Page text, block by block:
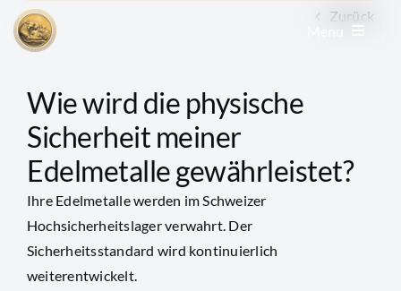
Zum
Inhalt
Edelmetall kaufen
Edelmetall verkaufen
Goldkonto
GoldRevolution
Zurück
Wie wird die physische
Sicherheit meiner
Edelmetalle gewährleistet?
Ihre Edelmetalle werden im Schweizer
Hochsicherheitslager verwahrt. Der
Sicherheitsstandard wird kontinuierlich
weiterentwickelt.